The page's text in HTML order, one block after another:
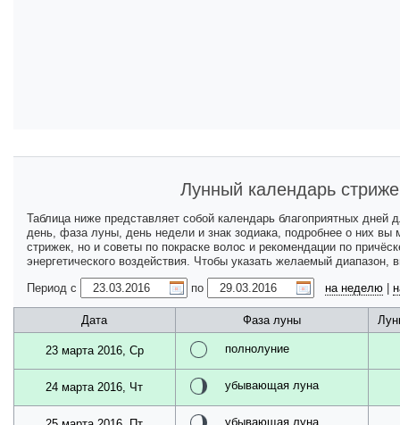
Лунный календарь
Таблица ниже представляет собой календарь благоприятных
день, фаза луны, день недели и знак зодиака, подробнее о них вы
стрижек, но и советы по покраске волос и рекомендации по
энергетического воздействия. Чтобы указать желаемый
Период с
по на неделю
Дата Фаза луны
23 марта 2016, Ср полнолуние
24 марта 2016, Чт убывающая луна
убывающая луна